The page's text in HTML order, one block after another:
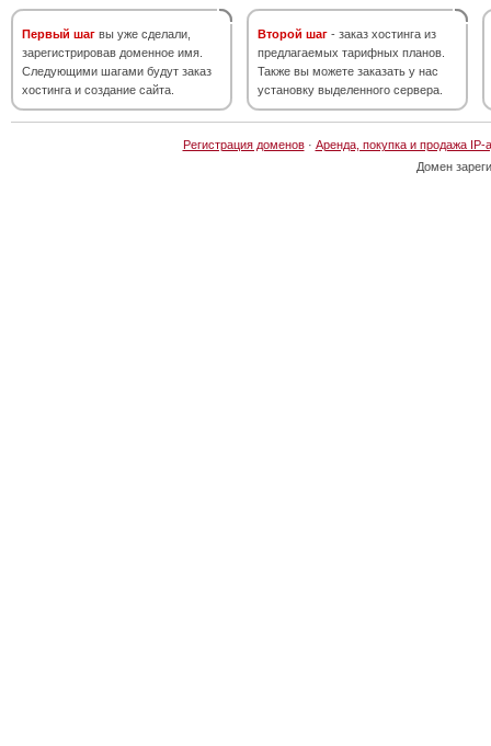
Первый шаг вы уже сделали,
зарегистрировав доменное имя.
Следующими шагами будут заказ
хостинга и создание сайта.
Второй шаг - заказ хостинга из
предлагаемых тарифных планов.
Также вы можете заказать у нас
установку выделенного сервера.
Регистрация доменов· Аренда, покупка и продажа IP-
Домен